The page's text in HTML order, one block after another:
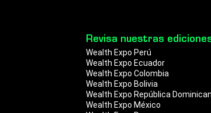
Revisa nuestras
Wealth Expo Perú
Wealth Expo Ecuador
Wealth Expo Colombia
Wealth Expo Bolivia
Wealth Expo República
Wealth Expo México